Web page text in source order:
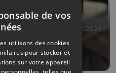
23/07/2026
au RFC
de vos
utilisons des cookies
pour stocker et
sur votre appareil